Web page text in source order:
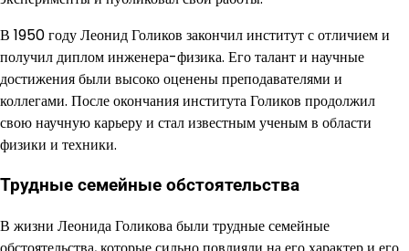
В 1950 году Леонид Голиков закончил институт с отличием и
получил диплом инженера-физика. Его талант и научные
достижения были высоко оценены преподавателями и
коллегами. После окончания института Голиков продолжил
свою научную карьеру и стал известным ученым в области
физики и техники.
Трудные семейные обстоятельства
В жизни Леонида Голикова были трудные семейные